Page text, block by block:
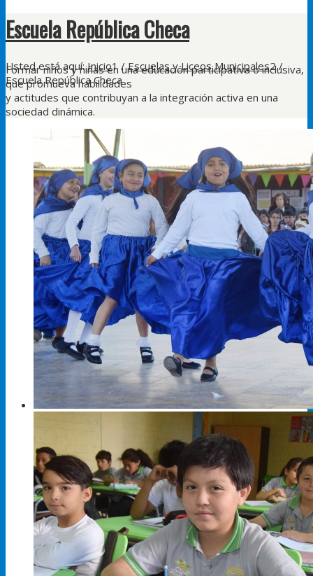
Escuela República Checa
Usted está aquí: Inicio1 / Escuelas y Liceos Municipales2 /
Escuela República Checa
Formar niños y niñas en una educación participativa o inclusiva,
que promueva habilidades
y actitudes que contribuyan a la integración activa en una
sociedad dinámica.